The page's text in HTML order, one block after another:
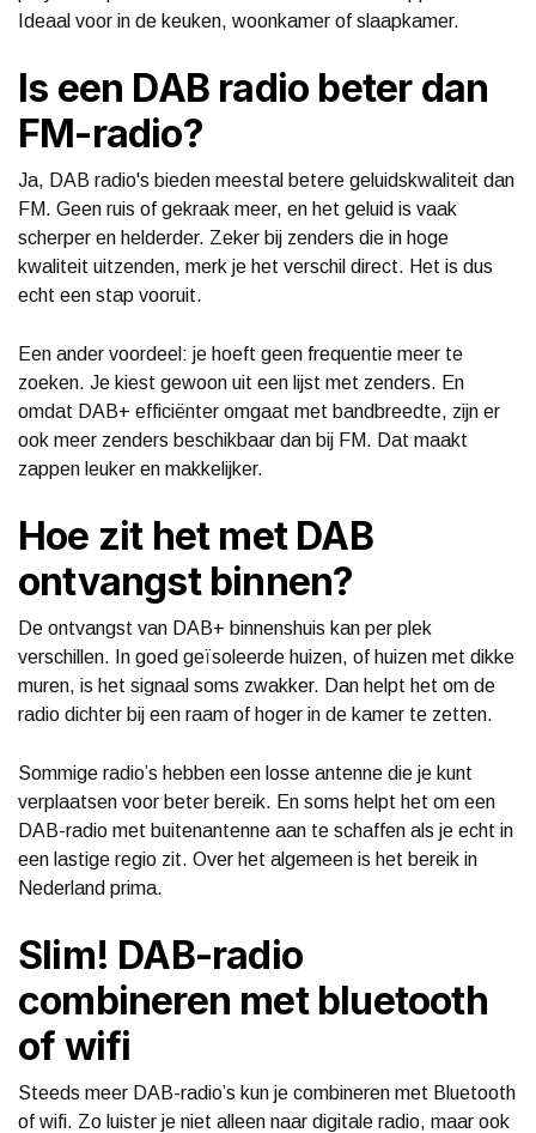
Ideaal voor in de keuken, woonkamer of slaapkamer.
Is een DAB radio beter dan
FM-radio?
Ja, DAB radio's bieden meestal betere geluidskwaliteit dan
FM. Geen ruis of gekraak meer, en het geluid is vaak
scherper en helderder. Zeker bij zenders die in hoge
kwaliteit uitzenden, merk je het verschil direct. Het is dus
echt een stap vooruit.
Een ander voordeel: je hoeft geen frequentie meer te
zoeken. Je kiest gewoon uit een lijst met zenders. En
omdat DAB+ efficiënter omgaat met bandbreedte, zijn er
ook meer zenders beschikbaar dan bij FM. Dat maakt
zappen leuker en makkelijker.
Hoe zit het met DAB
ontvangst binnen?
De ontvangst van DAB+ binnenshuis kan per plek
verschillen. In goed geïsoleerde huizen, of huizen met dikke
muren, is het signaal soms zwakker. Dan helpt het om de
radio dichter bij een raam of hoger in de kamer te zetten.
Sommige radio’s hebben een losse antenne die je kunt
verplaatsen voor beter bereik. En soms helpt het om een
DAB-radio met buitenantenne aan te schaffen als je echt in
een lastige regio zit. Over het algemeen is het bereik in
Nederland prima.
Slim! DAB-radio
combineren met bluetooth
of wifi
Steeds meer DAB-radio’s kun je combineren met Bluetooth
of wifi. Zo luister je niet alleen naar digitale radio, maar ook